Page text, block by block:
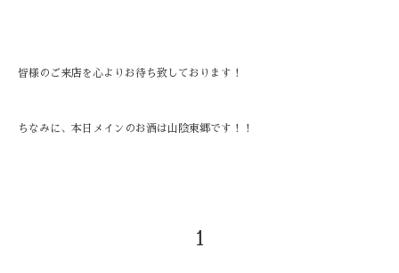
皆様のご来店を心よりお待ち致しております！
ちなみに、本日メインのお酒は山陰東郷です！！
1